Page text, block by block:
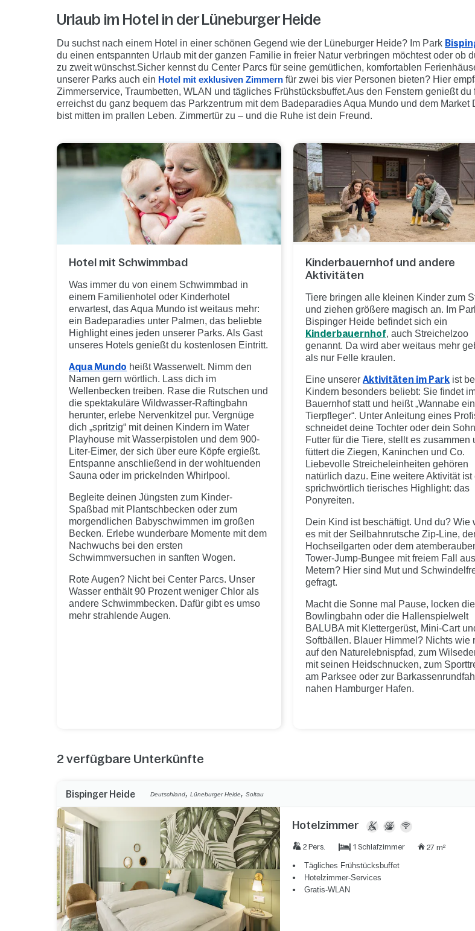
Urlaub im Hotel in der Lüneburger Heide
Du suchst nach einem Hotel in einer schönen Gegend wie der Lüneburger Heide? Im Park
du einen entspannten Urlaub mit der ganzen Familie in freier Natur verbringen möchtest oder ob
zu zweit wünschst.Sicher kennst du Center Parcs für seine gemütlichen, komfortablen
unserer Parks auch ein Hotel mit exklusiven Zimmern für zwei bis vier Personen bieten? Hier
Zimmerservice, Traumbetten, WLAN und tägliches Frühstücksbuffet.Aus den Fenstern genießt
erreichst du ganz bequem das Parkzentrum mit dem Badeparadies Aqua Mundo und dem
bist mitten im prallen Leben. Zimmertür zu – und die Ruhe ist dein Freund.
Hotel mit Schwimmbad
Was immer du von einem Schwimmbad in
einem Familienhotel oder Kinderhotel
erwartest, das Aqua Mundo ist weitaus mehr:
ein Badeparadies unter Palmen, das beliebte
Highlight eines jeden unserer Parks. Als Gast
unseres Hotels genießt du kostenlosen Eintritt.
Aqua Mundo heißt Wasserwelt. Nimm den
Namen gern wörtlich. Lass dich im
Wellenbecken treiben. Rase die Rutschen und
die spektakuläre Wildwasser-Raftingbahn
herunter, erlebe Nervenkitzel pur. Vergnüge
dich „spritzig“ mit deinen Kindern im Water
Playhouse mit Wasserpistolen und dem 900-
Liter-Eimer, der sich über eure Köpfe ergießt.
Entspanne anschließend in der wohltuenden
Sauna oder im prickelnden Whirlpool.
Begleite deinen Jüngsten zum Kinder-
Spaßbad mit Plantschbecken oder zum
morgendlichen Babyschwimmen im großen
Becken. Erlebe wunderbare Momente mit dem
Nachwuchs bei den ersten
Schwimmversuchen in sanften Wogen.
Rote Augen? Nicht bei Center Parcs. Unser
Wasser enthält 90 Prozent weniger Chlor als
andere Schwimmbecken. Dafür gibt es umso
mehr strahlende Augen.
Kinderbauernhof und andere
Aktivitäten
Tiere bringen alle kleinen Kinder zum
und ziehen größere magisch an. Im
Bispinger Heide befindet sich ein
Kinderbauernhof, auch Streichelzoo
genannt. Da wird aber weitaus mehr
als nur Felle kraulen.
Eine unsererAktivitäten im Park ist
Kindern besonders beliebt: Sie findet
Bauernhof statt und heißt „Wannabe ein
Tierpfleger“. Unter Anleitung eines
schneidet deine Tochter oder dein
Futter für die Tiere, stellt es zusammen
füttert die Ziegen, Kaninchen und Co.
Liebevolle Streicheleinheiten gehören
natürlich dazu. Eine weitere Aktivität ist
sprichwörtlich tierisches Highlight: das
Ponyreiten.
Dein Kind ist beschäftigt. Und du? Wie
es mit der Seilbahnrutsche Zip-Line,
Hochseilgarten oder dem
Tower-Jump-Bungee mit freiem Fall
Metern? Hier sind Mut und
gefragt.
Macht die Sonne mal Pause, locken die
Bowlingbahn oder die Hallenspielwelt
BALUBA mit Klettergerüst, Mini-Cart
Softbällen. Blauer Himmel? Nichts wie
auf den Naturelebnispfad, zum
mit seinen Heidschnucken, zum
am Parksee oder zur
nahen Hamburger Hafen.
2 verfügbare Unterkünfte
Bispinger Heide Deutschland,Lüneburger Heide,Soltau
Hotelzimmer
2 Pers. 1 Schlafzimmer 27 m²
Tägliches Frühstücksbuffet
Hotelzimmer-Services
Gratis-WLAN